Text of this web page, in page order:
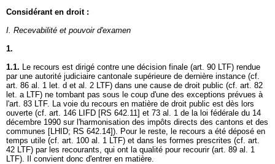
Considérant en droit :
I. Recevabilité et pouvoir d'examen
1.
1.1. Le recours est dirigé contre une décision finale (art. 90 LTF) rendue
par une autorité judiciaire cantonale supérieure de dernière instance (cf.
art. 86 al. 1 let. d et al. 2 LTF) dans une cause de droit public (cf. art. 82
let. a LTF) ne tombant pas sous le coup d'une des exceptions prévues à
l'art. 83 LTF. La voie du recours en matière de droit public est dès lors
ouverte (cf. art. 146 LIFD [RS 642.11] et 73 al. 1 de la loi fédérale du 14
décembre 1990 sur l'harmonisation des impôts directs des cantons et des
communes [LHID; RS 642.14]). Pour le reste, le recours a été déposé en
temps utile (cf. art. 100 al. 1 LTF) et dans les formes prescrites (cf. art.
42 LTF) par les recourants, qui ont la qualité pour recourir (art. 89 al. 1
LTF). Il convient donc d'entrer en matière.